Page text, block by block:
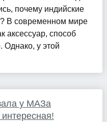
почему индийские
В современном мире
аксессуар, способ
Однако, у этой
у МАЗа